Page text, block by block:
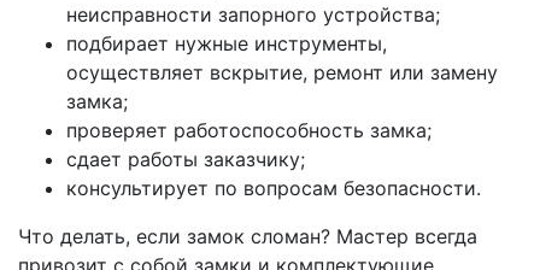
неисправности запорного устройства;
подбирает нужные инструменты,
осуществляет вскрытие, ремонт или замену
замка;
проверяет работоспособность замка;
сдает работы заказчику;
консультирует по вопросам безопасности.
Что делать, если замок сломан? Мастер всегда